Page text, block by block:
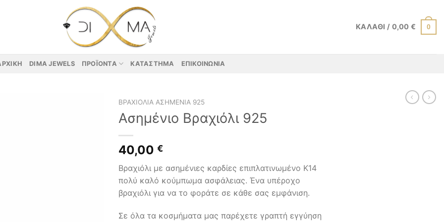
ΚΑΛΆΘΙ / 0,00€ 0
DIMA JEWELS ΠΡΟΪΌΝΤΑ ΚΑΤΆΣΤΗΜΑ ΕΠΙΚΟΙΝΩΝΊΑ
ΒΡΑΧΙΌΛΙΑ ΑΣΗΜΈΝΙΑ 925
Ασημένιο Βραχιόλι 925
40,00 €
Βραχιόλι με ασημένιες καρδίες επιπλατινωμένο K14
πολύ καλό κούμπωμα ασφάλειας. Ένα υπέροχο
βραχιόλι για να το φοράτε σε κάθε σας εμφάνιση.
Σε όλα τα κοσμήματα μας παρέχετε γραπτή εγγύηση